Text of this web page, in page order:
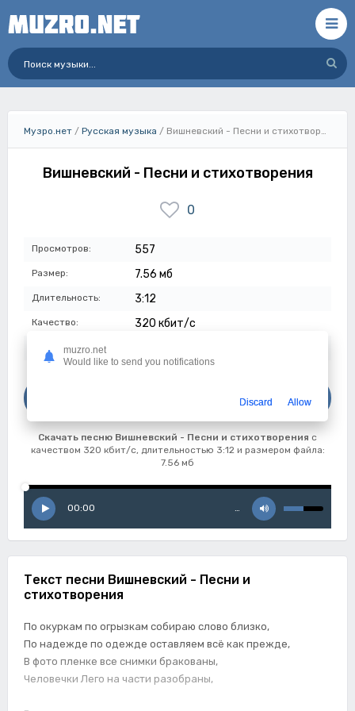
Музро.нет / Русская музыка / Вишневский - Песни и стихотворения
Вишневский - Песни и стихотворения
0
Просмотров: 557
Размер: 7.56 мб
Длительность: 3:12
Качество: 320 кбит/с
Вишневский - Песни и стихотворения
Скачать песню Вишневский - Песни и стихотворения с
качеством 320 кбит/с, длительностью 3:12 и размером файла:
7.56 мб
00:00 …
Текст песни Вишневский - Песни и
стихотворения
По окуркам по огрызкам собираю слово близко,
По надежде по одежде оставляем всё как прежде,
В фото пленке все снимки бракованы,
Человечки Лего на части разобраны,
muzro.net
Would like to send you notifications
Discard Allow